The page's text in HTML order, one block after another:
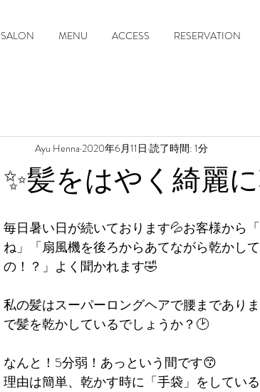
SALON MENU ACCESS RESERVATION
✨髪をはやく綺麗
Ayu Henna 2020年6月11日 読了時間: 1分
毎日暑い日が続いております💦お客様から
ね」「扇風機を後ろからあてながら乾かし
の！？」よく聞かれます🤣
私の髪はスーパーロングヘアで腰まであり
で髪を乾かしているでしょうか？🕑
なんと！5分弱！あっという間です😙
理由は簡単、乾かす時に「手袋」をしている